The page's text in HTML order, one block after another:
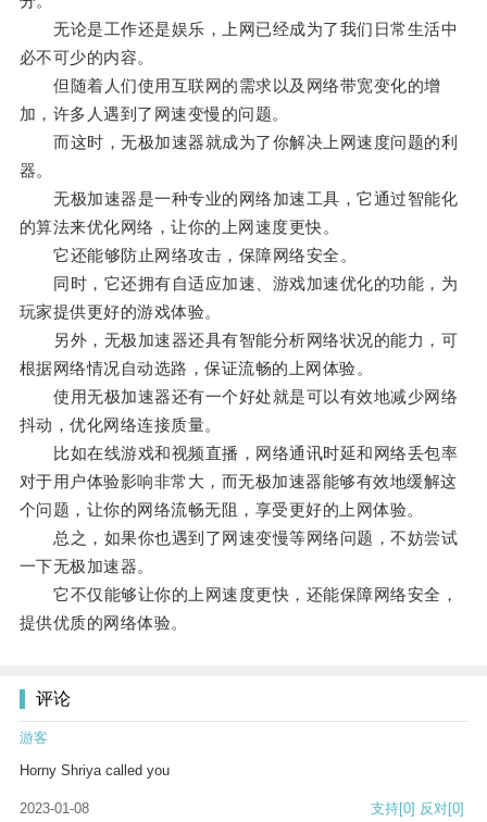
无论是工作还是娱乐，上网已经成为了我们日常生活中
必不可少的内容。
但随着人们使用互联网的需求以及网络带宽变化的增
加，许多人遇到了网速变慢的问题。
而这时，无极加速器就成为了你解决上网速度问题的利
器。
无极加速器是一种专业的网络加速工具，它通过智能化
的算法来优化网络，让你的上网速度更快。
它还能够防止网络攻击，保障网络安全。
同时，它还拥有自适应加速、游戏加速优化的功能，为
玩家提供更好的游戏体验。
另外，无极加速器还具有智能分析网络状况的能力，可
根据网络情况自动选路，保证流畅的上网体验。
使用无极加速器还有一个好处就是可以有效地减少网络
抖动，优化网络连接质量。
比如在线游戏和视频直播，网络通讯时延和网络丢包率
对于用户体验影响非常大，而无极加速器能够有效地缓解这
个问题，让你的网络流畅无阻，享受更好的上网体验。
总之，如果你也遇到了网速变慢等网络问题，不妨尝试
一下无极加速器。
它不仅能够让你的上网速度更快，还能保障网络安全，
提供优质的网络体验。
评论
游客
Horny Shriya called you
2023-01-08 支持[0] 反对[0]